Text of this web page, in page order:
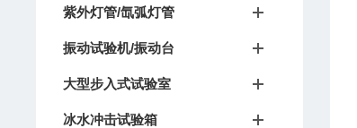
紫外灯管/氙弧灯管
振动试验机/振动台
大型步入式试验室
冰水冲击试验箱